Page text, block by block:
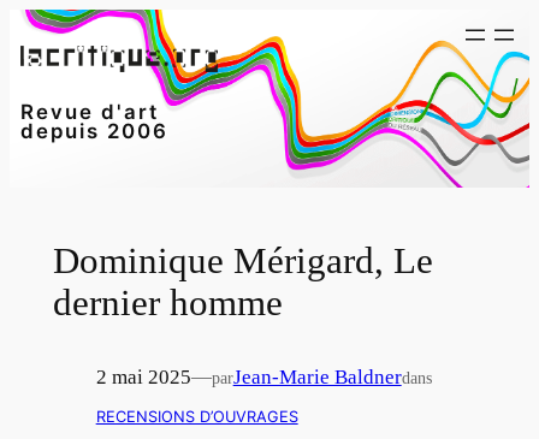
Aller
au
Revue d'art
depuis 2006
Dominique Mérigard, Le
dernier homme
2 mai 2025—parJean-Marie Baldnerdans
RECENSIONS D’OUVRAGES